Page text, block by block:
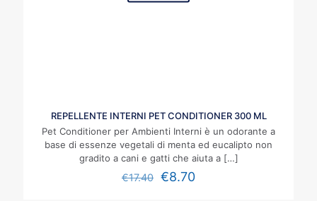
REPELLENTE INTERNI PET CONDITIONER 300 ML
Pet Conditioner per Ambienti Interni è un odorante a
base di essenze vegetali di menta ed eucalipto non
gradito a cani e gatti che aiuta a[…]
€17.40 €8.70